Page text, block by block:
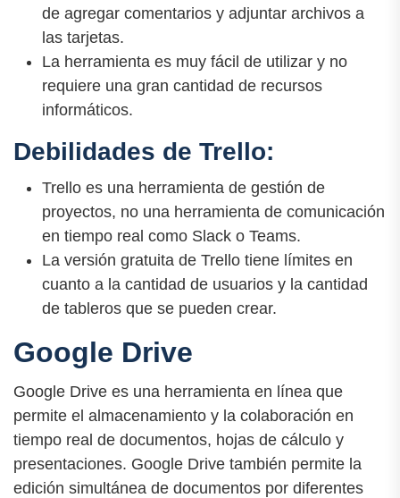
de agregar comentarios y adjuntar archivos a
las tarjetas.
La herramienta es muy fácil de utilizar y no
requiere una gran cantidad de recursos
informáticos.
Debilidades de Trello:
Trello es una herramienta de gestión de
proyectos, no una herramienta de comunicación
en tiempo real como Slack o Teams.
La versión gratuita de Trello tiene límites en
cuanto a la cantidad de usuarios y la cantidad
de tableros que se pueden crear.
Google Drive
Google Drive es una herramienta en línea que
permite el almacenamiento y la colaboración en
tiempo real de documentos, hojas de cálculo y
presentaciones. Google Drive también permite la
edición simultánea de documentos por diferentes